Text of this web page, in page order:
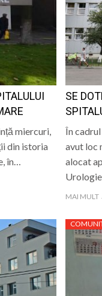
o nouă întâlnire a
Internațional de
miercuri,
din istoria
în…
SE
În
avut loc
alocat
MAI MULT